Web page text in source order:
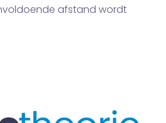
afstand wordt